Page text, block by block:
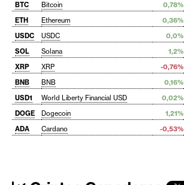
BTC
Bitcoin 0,78%
ETH
Ethereum 0,36%
USDC
USDC 0,0%
SOL
Solana 1,2%
XRP
XRP -0,76%
BNB
BNB 0,16%
USD1
World Liberty Financial USD 0,02%
DOGE
Dogecoin 1,21%
ADA
Cardano -0,53%